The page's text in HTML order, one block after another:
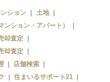
ション
土地
ション・アパート）
却査定
却査定
店舗検索
住まいるサポート21